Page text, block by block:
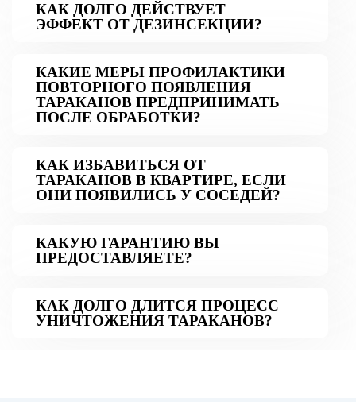
КАК ДОЛГО ДЕЙСТВУЕТ
ЭФФЕКТ ОТ ДЕЗИНСЕКЦИИ?
КАКИЕ МЕРЫ ПРОФИЛАКТИКИ
ПОВТОРНОГО ПОЯВЛЕНИЯ
ТАРАКАНОВ ПРЕДПРИНИМАТЬ
ПОСЛЕ ОБРАБОТКИ?
КАК ИЗБАВИТЬСЯ ОТ
ТАРАКАНОВ В КВАРТИРЕ, ЕСЛИ
ОНИ ПОЯВИЛИСЬ У СОСЕДЕЙ?
КАКУЮ ГАРАНТИЮ ВЫ
ПРЕДОСТАВЛЯЕТЕ?
КАК ДОЛГО ДЛИТСЯ ПРОЦЕСС
УНИЧТОЖЕНИЯ ТАРАКАНОВ?